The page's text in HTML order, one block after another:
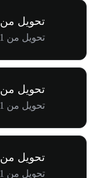
تحويل من SHOPON إلى AUD
تحويل من 1 SHOPON إلى $213.22
تحويل من GLDON إلى AUD
تحويل من 1 GLDON إلى $567.62
تحويل من AXTIB إلى AUD
تحويل من 1 AXTIB إلى $120.27